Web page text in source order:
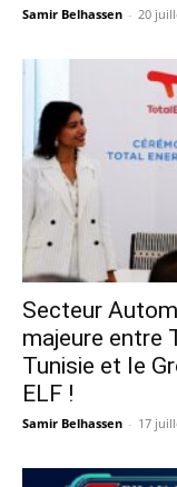
Samir Belhassen - 20
Secteur
majeure entre
Tunisie et le
ELF !
Samir Belhassen - 17